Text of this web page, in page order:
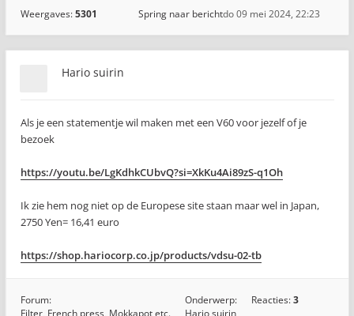
Weergaves:5301 do 09 mei 2024, 22:23
Spring naar bericht
Hario suirin
Als je een statementje wil maken met een V60 voor jezelf of je
bezoek
https://youtu.be/LgKdhkCUbvQ?si=XkKu4Ai89zS-q1Oh
Ik zie hem nog niet op de Europese site staan maar wel in Japan,
2750 Yen= 16,41 euro
https://shop.hariocorp.co.jp/products/vdsu-02-tb
Forum:
Filter, French press, Mokkapot etc.
Onderwerp:
Hario suirin
Reacties:3